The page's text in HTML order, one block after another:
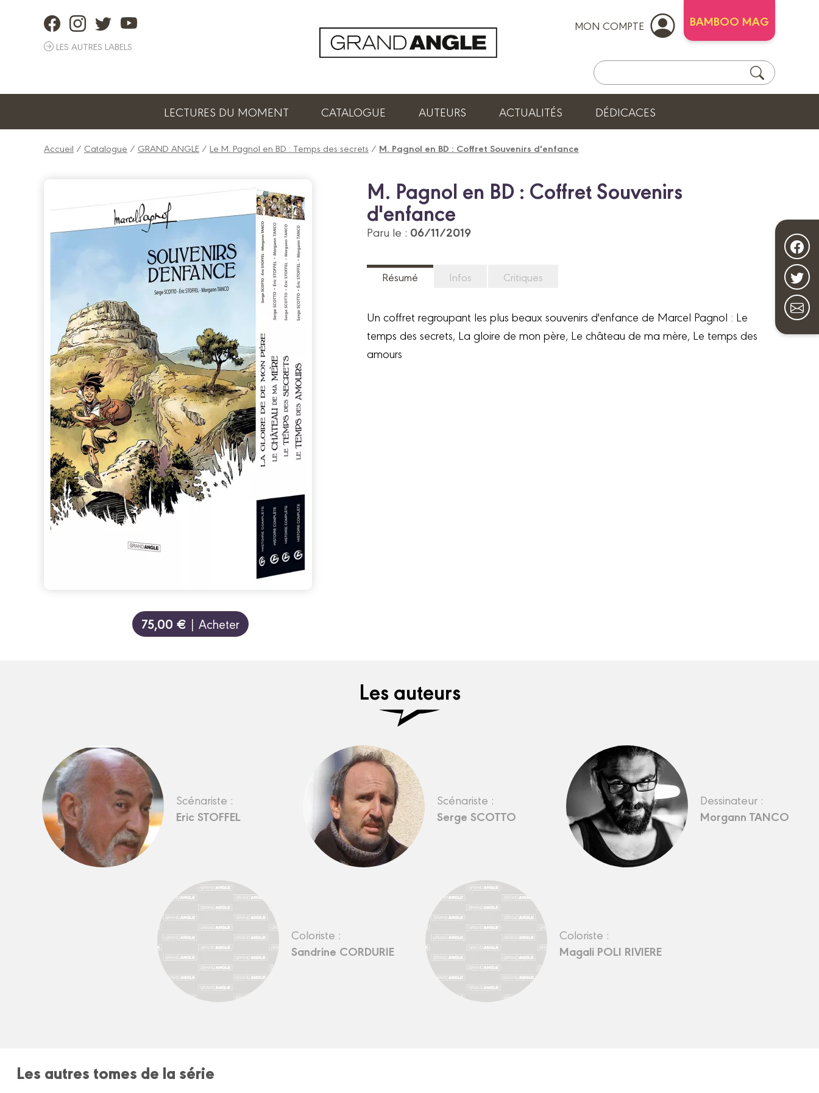
LES AUTRES LABELS
MON COMPTE BAMBOO MAG
LECTURES DU MOMENT CATALOGUE AUTEURS ACTUALITÉS DÉDICACES
Accueil / Catalogue / GRAND ANGLE / Le M. Pagnol en BD : Temps des secrets / M. Pagnol en BD : Coffret Souvenirs d'enfance
75,00 € | Acheter
M. Pagnol en BD : Coffret Souvenirs
d'enfance
Paru le : 06/11/2019
Résumé Infos Critiques
Un coffret regroupant les plus beaux souvenirs d'enfance de Marcel Pagnol : Le
temps des secrets, La gloire de mon père, Le château de ma mère, Le temps des
amours
Les auteurs
Scénariste :
Eric STOFFEL
Scénariste :
Serge SCOTTO
Dessinateur :
Morgann TANCO
Coloriste :
Sandrine CORDURIE
Coloriste :
Magali POLI RIVIERE
Les autres tomes de la série